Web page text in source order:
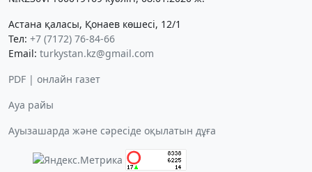
Астана қаласы, Қонаев көшесі, 12/1
Тел: +7 (7172) 76-84-66
Email: turkystan.kz@gmail.com
PDF | онлайн газет
Ауа райы
Ауызашарда және сәресіде оқылатын дұға